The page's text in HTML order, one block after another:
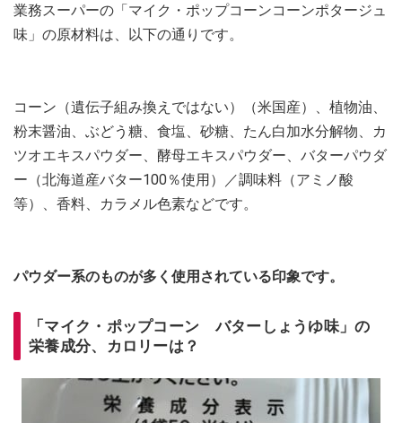
業務スーパーの「マイク・ポップコーンコーンポタージュ
味」の原材料は、以下の通りです。
コーン（遺伝子組み換えではない）（米国産）、植物油、
粉末醤油、ぶどう糖、食塩、砂糖、たん白加水分解物、カ
ツオエキスパウダー、酵母エキスパウダー、バターパウダ
ー（北海道産バター100％使用）／調味料（アミノ酸
等）、香料、カラメル色素などです。
パウダー系のものが多く使用されている印象です。
「マイク・ポップコーン バターしょうゆ味」の
栄養成分、カロリーは？